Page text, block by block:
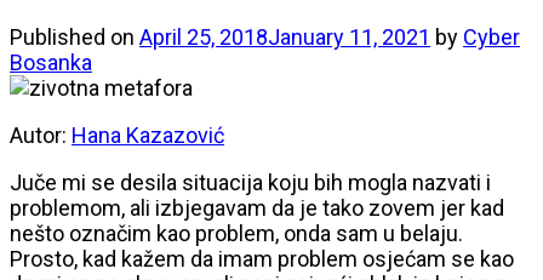
Published on April 25, 2018January 11, 2021 by Cyber
Bosanka
Autor: Hana Kazazović
Juče mi se desila situacija koju bih mogla nazvati i
problemom, ali izbjegavam da je tako zovem jer kad
nešto označim kao problem, onda sam u belaju.
Prosto, kad kažem da imam problem osjećam se kao